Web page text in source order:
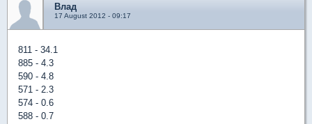
Влад
17 August 2012 - 09:17
811 - 34.1
885 - 4.3
590 - 4.8
571 - 2.3
574 - 0.6
588 - 0.7